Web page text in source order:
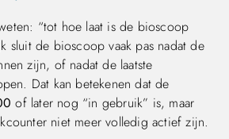
“tot hoe laat is de bioscoop
sluit de bioscoop vaak pas nadat de
zijn, of nadat de laatste
Dat kan betekenen dat de
of later nog “in gebruik” is, maar
niet meer volledig actief zijn.